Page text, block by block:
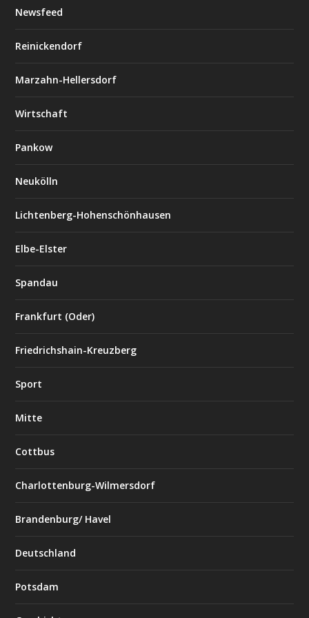
Newsfeed
Reinickendorf
Marzahn-Hellersdorf
Wirtschaft
Pankow
Neukölln
Lichtenberg-Hohenschönhausen
Elbe-Elster
Spandau
Frankfurt (Oder)
Friedrichshain-Kreuzberg
Sport
Mitte
Cottbus
Charlottenburg-Wilmersdorf
Brandenburg/ Havel
Deutschland
Potsdam